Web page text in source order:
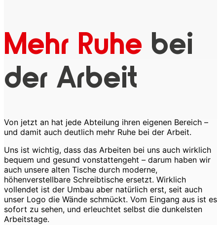
Mehr Ruhe bei
der Arbeit
Von jetzt an hat jede Abteilung ihren eigenen Bereich –
und damit auch deutlich mehr Ruhe bei der Arbeit.
Uns ist wichtig, dass das Arbeiten bei uns auch wirklich
bequem und gesund vonstattengeht – darum haben wir
auch unsere alten Tische durch moderne,
höhenverstellbare Schreibtische ersetzt. Wirklich
vollendet ist der Umbau aber natürlich erst, seit auch
unser Logo die Wände schmückt. Vom Eingang aus ist es
sofort zu sehen, und erleuchtet selbst die dunkelsten
Arbeitstage.